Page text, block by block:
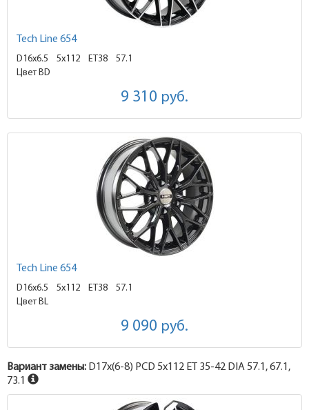
Tech Line 654
D16x6.5 5x112 ET38
57.1
Цвет BD
9 310 руб.
Tech Line 654
D16x6.5 5x112 ET38
57.1
Цвет BL
9 090 руб.
Вариант замены: D17x(6-8) PCD 5x112 ET 35-42 DIA 57.1, 67.1,
73.1